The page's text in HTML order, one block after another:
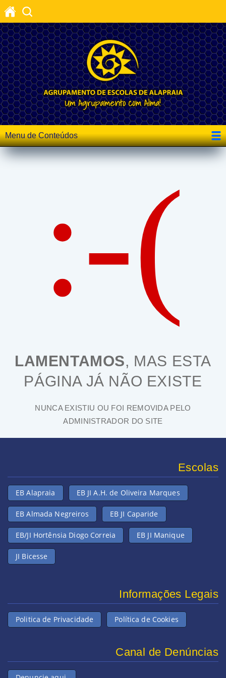
Menu de Conteúdos
:-(
LAMENTAMOS, MAS ESTA
PÁGINA JÁ NÃO EXISTE
NUNCA EXISTIU OU FOI REMOVIDA PELO
ADMINISTRADOR DO SITE
Escolas
EB Alapraia EB JI A.H. de Oliveira Marques
EB Almada Negreiros EB JI Caparide
EB/JI Hortênsia Diogo Correia EB JI Manique
JI Bicesse
Informações Legais
Politica de Privacidade Política de Cookies
Canal de Denúncias